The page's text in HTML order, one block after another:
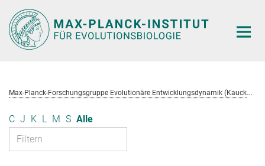
Hauptinhalt
M
ax-Planck-Forschungsgruppe Evolutionäre Entwicklungsdynamik (Kaucká)
C J K L M S Alle